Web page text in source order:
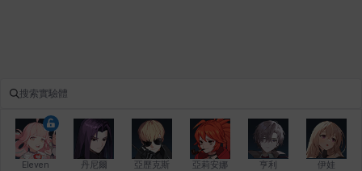
Eleven 丹尼爾 亞歷克斯 亞莉安娜 亨利 伊娃